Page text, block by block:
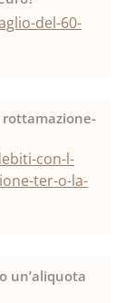
del-60-
rottamazione-
con-l-
ter-o-la-
un’aliquota